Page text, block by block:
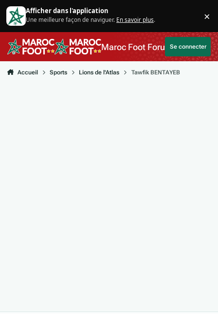
Aller au contenu
Afficher dans l'application
Une meilleure façon de naviguer. En savoir plus. ×
Maroc Foot ForumSe connecter
Accueil Sports Lions de l'Atlas Tawfik BENTAYEB